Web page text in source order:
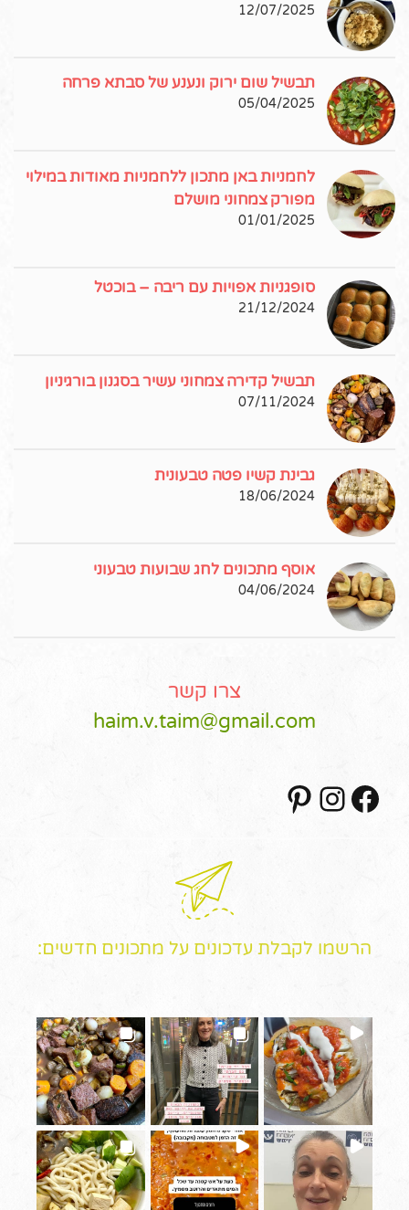
12/07/2025
תבשיל שום ירוק ונענע של סבתא פרחה
05/04/2025
לחמניות באן מתכון ללחמניות מאודות במילוי
מפורק צמחוני מושלם
01/01/2025
סופגניות אפויות עם ריבה – בוכטל
21/12/2024
תבשיל קדירה צמחוני עשיר בסגנון בורגיניון
07/11/2024
גבינת קשיו פטה טבעונית
18/06/2024
אוסף מתכונים לחג שבועות טבעוני
04/06/2024
צרו קשר
haim.v.taim@gmail.com
Facebook
Instagram
הרשמו לקבלת עדכונים על מתכונים חדשים: